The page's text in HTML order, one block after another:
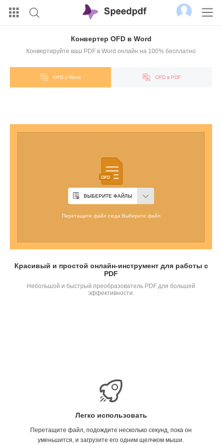
Конвертер OFD в Word
Конвертируйте ваш PDF в Word онлайн на 100% бесплатно
OFD в Word OFD в PDF
ВЫБЕРИТЕ ФАЙЛЫ
Перетащите файл сюда Выберите файл
Красивый и простой онлайн-инструмент для работы с
PDF
Небольшой и быстрый преобразователь PDF для большей
эффективности.
Легко использовать
Перетащите файл, подождите несколько секунд, пока он
уменьшится, и загрузите его одним щелчком мыши.